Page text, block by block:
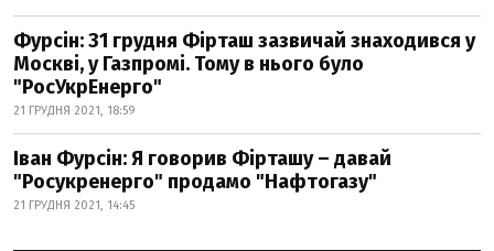
Фурсін: 31 грудня Фірташ зазвичай знаходився у
Москві, у Газпромі. Тому в нього було
"РосУкрЕнерго"
21 ГРУДНЯ 2021, 18:59
Іван Фурсін: Я говорив Фірташу – давай
"Росукренерго" продамо "Нафтогазу"
21 ГРУДНЯ 2021, 14:45